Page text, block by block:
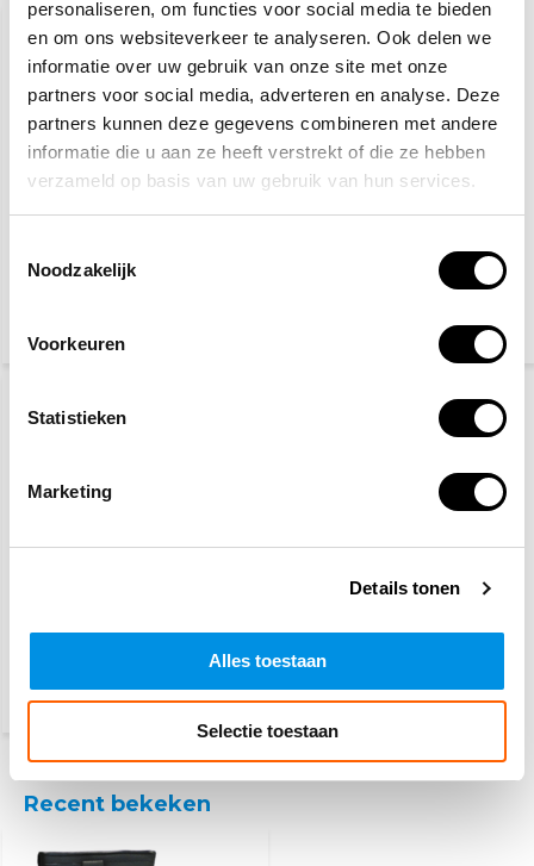
personaliseren, om functies voor social media te bieden
en om ons websiteverkeer te analyseren. Ook delen we
informatie over uw gebruik van onze site met onze
partners voor social media, adverteren en analyse. Deze
partners kunnen deze gegevens combineren met andere
informatie die u aan ze heeft verstrekt of die ze hebben
verzameld op basis van uw gebruik van hun services.
Noodzakelijk
Voorkeuren
Statistieken
Marketing
Details tonen
Alles toestaan
Selectie toestaan
Gele hesjes 25-pack Veiligheidsschoenen S3
(3,75 Incl. btw)
Recent bekeken